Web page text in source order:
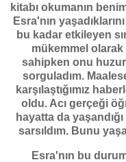
kitabı okumanın
Esra'nın
bu kadar etkileyen
mükemmel
sahipken onu
sorguladım.
karşılaştığımız
oldu. Acı gerçeği
hayatta da
sarsıldım. Bunu
Esra'nın bu